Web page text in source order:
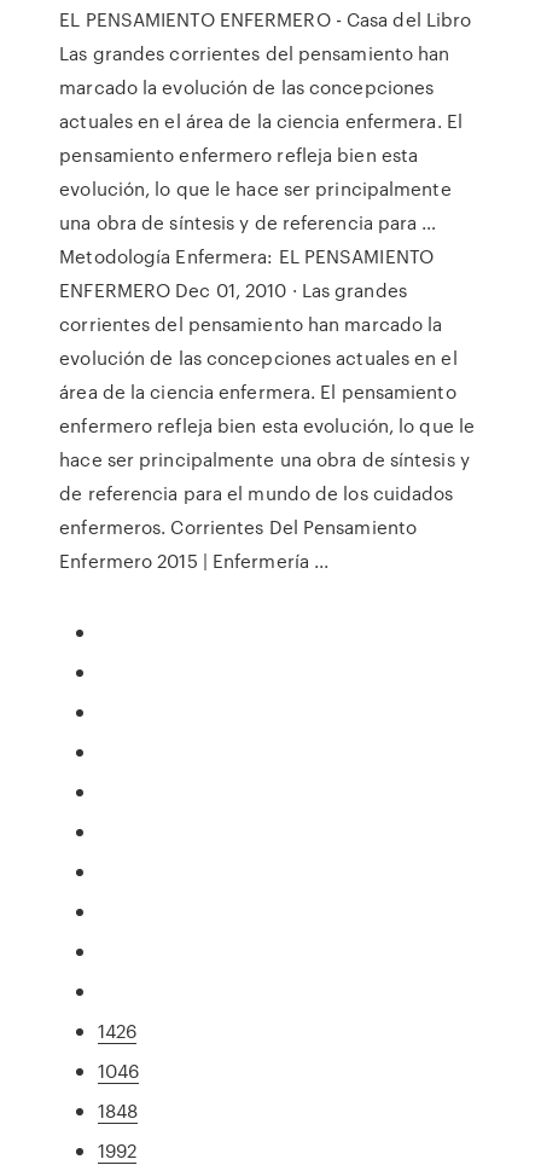
EL PENSAMIENTO ENFERMERO - Casa del Libro
Las grandes corrientes del pensamiento han
marcado la evolución de las concepciones
actuales en el área de la ciencia enfermera. El
pensamiento enfermero refleja bien esta
evolución, lo que le hace ser principalmente
una obra de síntesis y de referencia para …
Metodología Enfermera: EL PENSAMIENTO
ENFERMERO Dec 01, 2010 · Las grandes
corrientes del pensamiento han marcado la
evolución de las concepciones actuales en el
área de la ciencia enfermera. El pensamiento
enfermero refleja bien esta evolución, lo que le
hace ser principalmente una obra de síntesis y
de referencia para el mundo de los cuidados
enfermeros. Corrientes Del Pensamiento
Enfermero 2015 | Enfermería ...
1426
1046
1848
1992